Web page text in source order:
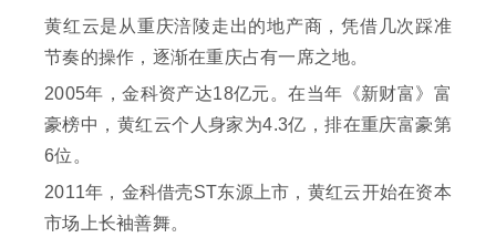
黄红云是从重庆涪陵走出的地产商，凭借几次踩准
节奏的操作，逐渐在重庆占有一席之地。
2005年，金科资产达18亿元。在当年《新财富》富
豪榜中，黄红云个人身家为4.3亿，排在重庆富豪第
6位。
2011年，金科借壳ST东源上市，黄红云开始在资本
市场上长袖善舞。